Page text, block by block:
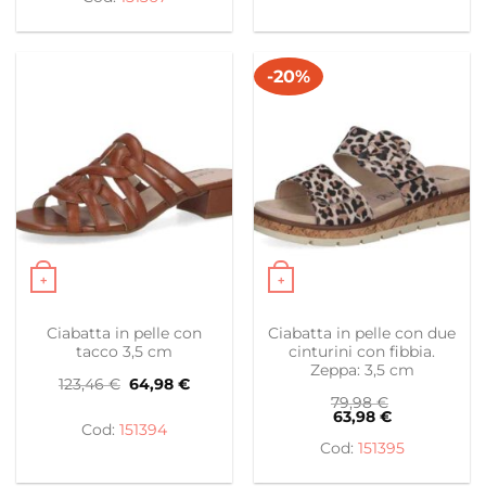
+
Questo prodotto ha più varianti. Le opzioni possono
Ciabatta in pelle con
tacco 3,5 cm
123,46€ Il
prezzo
era:
123,46 €.
64,98€Il
151394
-20%
+
Questo prodotto ha più
Ciabatta in pelle con due
cinturini con fibbia.
Zeppa: 3,5 cm
79,98€
63,98 €
151395